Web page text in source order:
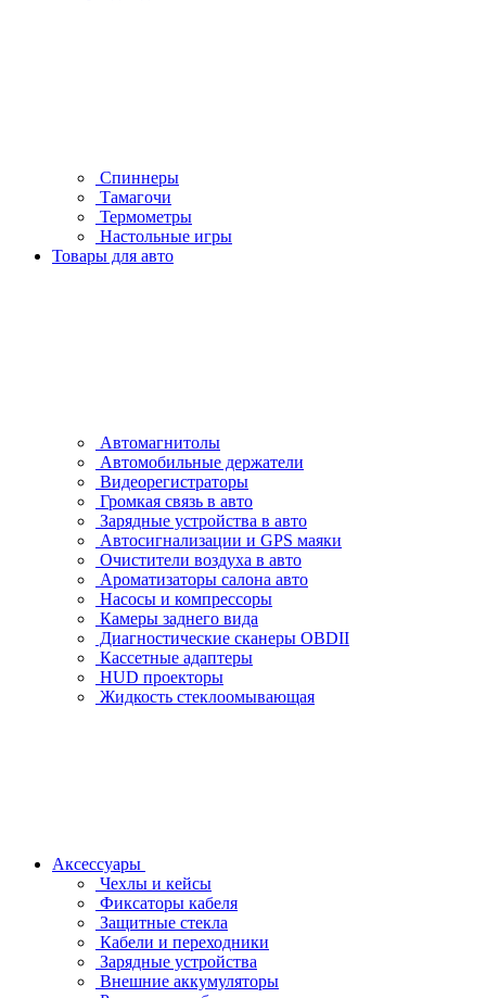
Спиннеры
Тамагочи
Термометры
Настольные игры
Товары для авто
Автомагнитолы
Автомобильные держатели
Видеорегистраторы
Громкая связь в авто
Зарядные устройства в авто
Автосигнализации и GPS маяки
Очистители воздуха в авто
Ароматизаторы салона авто
Насосы и компрессоры
Камеры заднего вида
Диагностические сканеры OBDII
Кассетные адаптеры
HUD проекторы
Жидкость стеклоомывающая
Аксессуары
Чехлы и кейсы
Фиксаторы кабеля
Защитные стекла
Кабели и переходники
Зарядные устройства
Внешние аккумуляторы